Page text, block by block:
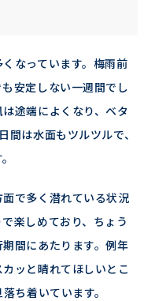
なっています。梅雨前
安定しない一週間でし
途端によくなり、ベタ
は水面もツルツルで、
で多く潜れている状況
楽しめており、ちょう
間にあたります。例年
ッと晴れてほしいとこ
ち着いています。